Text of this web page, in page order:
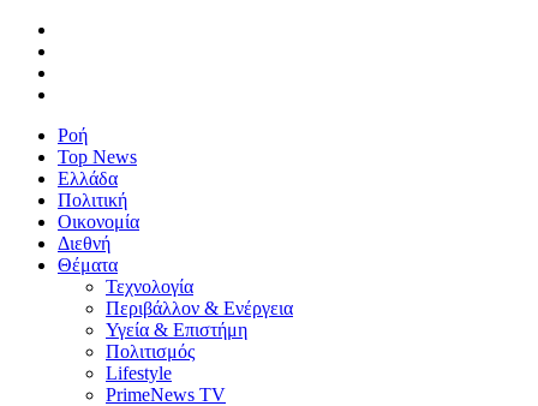
Ροή
Top News
Ελλάδα
Πολιτική
Οικονομία
Διεθνή
Θέματα
Τεχνολογία
Περιβάλλον & Ενέργεια
Υγεία & Επιστήμη
Πολιτισμός
Lifestyle
PrimeNews TV